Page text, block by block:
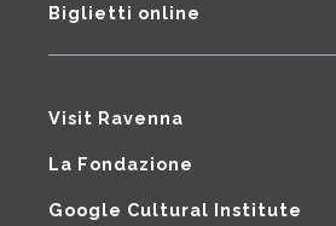
Biglietti online
Visit Ravenna
La Fondazione
Google Cultural Institute